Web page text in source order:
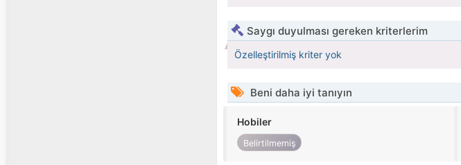
Saygı duyulması gereken kriterlerim
Özelleştirilmiş kriter yok
Beni daha iyi tanıyın
Hobiler
Belirtilmemiş